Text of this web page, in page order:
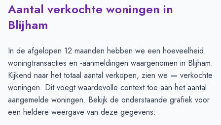
Aantal verkochte woningen in
Blijham
In de afgelopen 12 maanden hebben we een hoeveelheid
woningtransacties en -aanmeldingen waargenomen in Blijham.
Kijkend naar het totaal aantal verkopen, zien we — verkochte
woningen. Dit voegt waardevolle context toe aan het aantal
aangemelde woningen. Bekijk de onderstaande grafiek voor
een heldere weergave van deze gegevens: